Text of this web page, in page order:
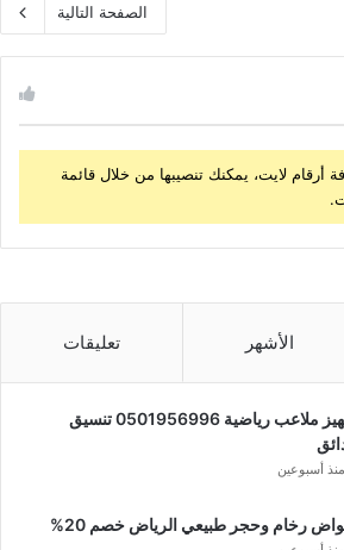
الصفحة التالية
أرقام لايت، يمكنك تنصيبها من خلال قائمة
الأشهر تعليقات
تجهيز ملاعب رياضية 0501956996 تنسيق
منذ أسبوعين
رخام وحجر طبيعي الرياض خصم 20%